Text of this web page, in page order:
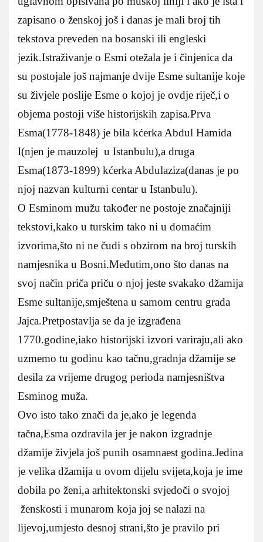
zapisano o ženskoj još i danas je mali broj tih
tekstova preveden na bosanski ili engleski
jezik.Istraživanje o Esmi otežala je i činjenica da
su postojale još najmanje dvije Esme sultanije koje
su živjele poslije Esme o kojoj je ovdje riječ,i o
objema postoji više historijskih zapisa.Prva
Esma(1778-1848) je bila kćerka Abdul Hamida
I(njen je mauzolej u Istanbulu),a druga
Esma(1873-1899) kćerka Abdulaziza(danas je po
njoj nazvan kulturni centar u Istanbulu).
O Esminom mužu također ne postoje značajniji
tekstovi,kako u turskim tako ni u domaćim
izvorima,što ni ne čudi s obzirom na broj turskih
namjesnika u Bosni.Međutim,ono što danas na
svoj način priča priču o njoj jeste svakako džamija
Esme sultanije,smještena u samom centru grada
Jajca.Pretpostavlja se da je izgrađena
1770.godine,iako historijski izvori variraju,ali ako
uzmemo tu godinu kao tačnu,gradnja džamije se
desila za vrijeme drugog perioda namjesništva
Esminog muža.
Ovo isto tako znači da je,ako je legenda
tačna,Esma ozdravila jer je nakon izgradnje
džamije živjela još punih osamnaest godina.Jedina
je velika džamija u ovom dijelu svijeta,koja je ime
dobila po ženi,a arhitektonski svjedoči o svojoj
ženskosti i munarom koja joj se nalazi na
lijevoj,umjesto desnoj strani,što je pravilo pri